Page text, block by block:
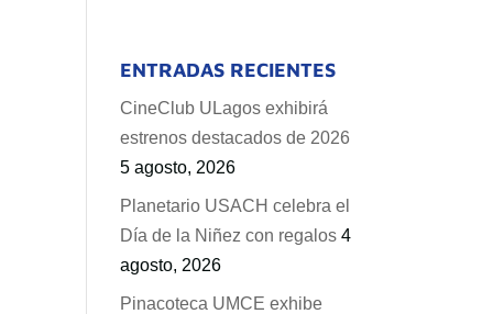
ENTRADAS RECIENTES
CineClub ULagos exhibirá
estrenos destacados de 2026
5 agosto, 2026
Planetario USACH celebra el
Día de la Niñez con regalos 4
agosto, 2026
Pinacoteca UMCE exhibe